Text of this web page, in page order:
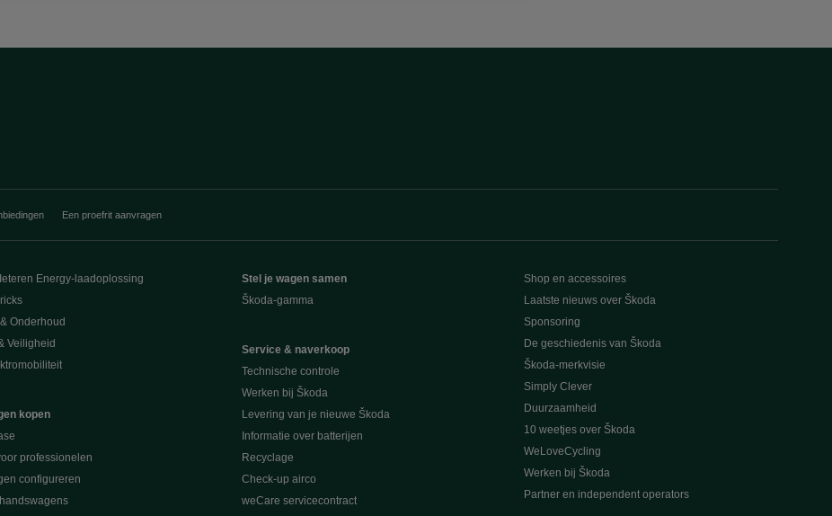
Een proefrit aanvragen
Energy-laadoplossing
Onderhoud
Veiligheid
kopen
professionelen
configureren
Stel je wagen samen
Škoda-gamma
Service & naverkoop
Technische controle
Werken bij Škoda
Levering van je nieuwe Škoda
Informatie over batterijen
Recyclage
Check-up airco
weCare servicecontract
Shop en accessoires
Laatste nieuws over Škoda
Sponsoring
De geschiedenis van Škoda
Škoda-merkvisie
Simply Clever
Duurzaamheid
10 weetjes over Škoda
WeLoveCycling
Werken bij Škoda
Partner en independent operators